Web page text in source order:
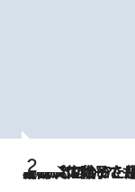
2026.8.5
【阿川佐和子さんの年とる力】なぜ70代で始めた趣味は“こんなに楽しい”のか？ ピアノ、俳句…スランプに陥っても続けられる“ある秘訣”とは